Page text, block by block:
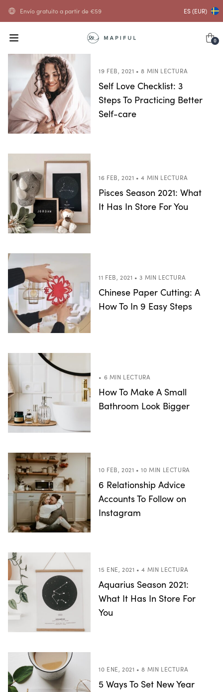
Envío gratuito a partir de €59 ES (EUR)
0
19 FEB, 2021 • 8 MIN LECTURA
Self Love Checklist: 3
Steps To Practicing Better
Self-care
16 FEB, 2021 • 4 MIN LECTURA
Pisces Season 2021: What
It Has In Store For You
11 FEB, 2021 • 3 MIN LECTURA
Chinese Paper Cutting: A
How To In 9 Easy Steps
• 6 MIN LECTURA
How To Make A Small
Bathroom Look Bigger
10 FEB, 2021 • 10 MIN LECTURA
6 Relationship Advice
Accounts To Follow on
Instagram
15 ENE, 2021 • 4 MIN LECTURA
Aquarius Season 2021:
What It Has In Store For
You
10 ENE, 2021 • 8 MIN LECTURA
5 Ways To Set New Year